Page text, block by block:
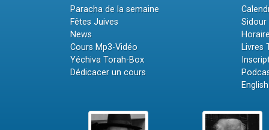
Paracha de la semaine
Fêtes Juives
News
Cours Mp3-Vidéo
Yéchiva Torah-Box
Dédicacer un cours
Sidour
Livres